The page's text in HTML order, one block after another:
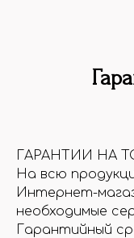
ГАРАНТИИ НА
На всю
Интернет-
необходимые
Гарантийный